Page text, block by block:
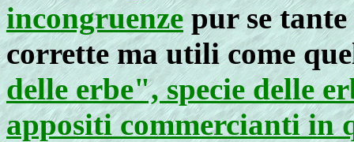
incongruenzepur se tante
corrette ma utili come
delle erbe", specie delle
appositi commercianti